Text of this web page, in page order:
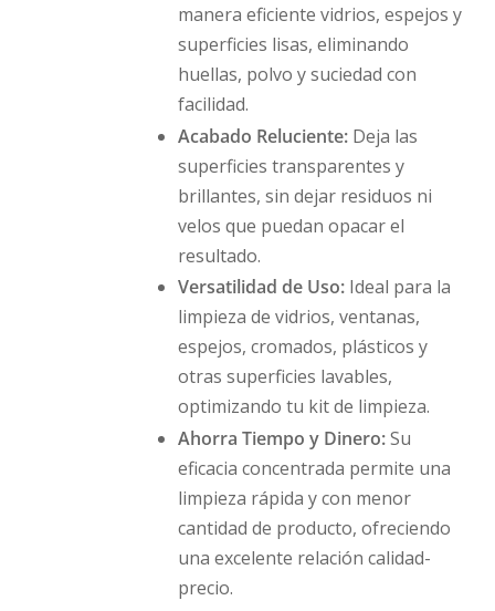
manera eficiente vidrios, espejos y
superficies lisas, eliminando
huellas, polvo y suciedad con
facilidad.
Acabado Reluciente:Deja las
superficies transparentes y
brillantes, sin dejar residuos ni
velos que puedan opacar el
resultado.
Versatilidad de Uso:Ideal para la
limpieza de vidrios, ventanas,
espejos, cromados, plásticos y
otras superficies lavables,
optimizando tu kit de limpieza.
Ahorra Tiempo y Dinero:Su
eficacia concentrada permite una
limpieza rápida y con menor
cantidad de producto, ofreciendo
una excelente relación calidad-
precio.